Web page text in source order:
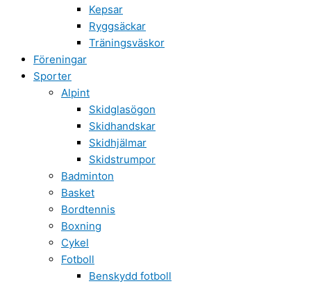
Kepsar
Ryggsäckar
Träningsväskor
Föreningar
Sporter
Alpint
Skidglasögon
Skidhandskar
Skidhjälmar
Skidstrumpor
Badminton
Basket
Bordtennis
Boxning
Cykel
Fotboll
Benskydd fotboll